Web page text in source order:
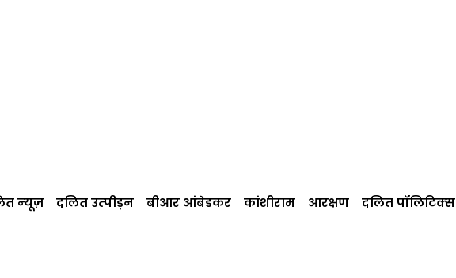
न्‍यूज़ दलित उत्‍पीड़न बीआर आंबेडकर कांशीराम आरक्षण दलित पॉलिटिक्‍स